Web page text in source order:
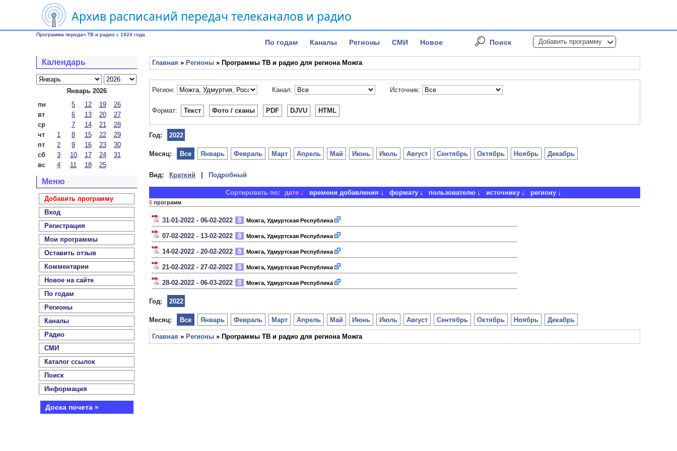
Архив расписаний передач телеканалов и радио
Программа передач ТВ и радио с 1924 года
По годам Каналы Регионы СМИ Новое Поиск Добавить программу
Календарь
Январь 2026
пн
5 12 19
26
вт
6 13 20
27
ср
7 14 21
28
чт
1 8 15 22
29
пт
2 9 16 23
30
сб
3 10 17 24
31
вс
4 11 18 25
Меню
Добавить программу
Вход
Регистрация
Мои программы
Оставить отзыв
Комментарии
Новое на сайте
По годам
Регионы
Каналы
Радио
СМИ
Каталог ссылок
Поиск
Информация
Доска почета »
Главная » Регионы » Программы ТВ и радио для региона Можга
Регион: Канал: Источник:
Формат: Текст Фото / сканы PDF DJVU HTML
Год: 2022
Месяц: Январь Февраль Март Апрель Май Июнь Июль Август Сентябрь Октябрь Ноябрь Декабрь
Все
Вид: Краткий Подробный
Сортировать по: дате времени добавления формату пользователю источнику региону
5 программ
31-01-2022 - 06-02-2022 8 Можга, Удмуртская Республика
07-02-2022 - 13-02-2022 8 Можга, Удмуртская Республика
14-02-2022 - 20-02-2022 8 Можга, Удмуртская Республика
21-02-2022 - 27-02-2022 8 Можга, Удмуртская Республика
28-02-2022 - 06-03-2022 8 Можга, Удмуртская Республика
Год: 2022
Месяц: Январь Февраль Март Апрель Май Июнь Июль Август Сентябрь Октябрь Ноябрь Декабрь
Все
Главная » Регионы » Программы ТВ и радио для региона Можга